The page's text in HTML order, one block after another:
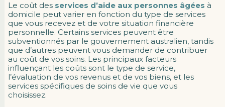
Le coût des services d’aide aux personnes âgées à
domicile peut varier en fonction du type de services
que vous recevez et de votre situation financière
personnelle. Certains services peuvent être
subventionnés par le gouvernement australien, tandis
que d’autres peuvent vous demander de contribuer
au coût de vos soins. Les principaux facteurs
influençant les coûts sont le type de service,
l’évaluation de vos revenus et de vos biens, et les
services spécifiques de soins de vie que vous
choisissez.